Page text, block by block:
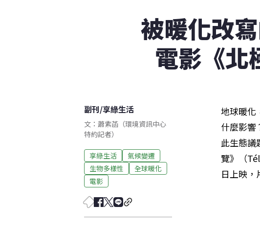
被暖化改
電影《北
副刊/享綠生活
文：蕭紫菡（環境資訊中心
特約記者）
享綠生活
氣候變遷
生物多樣性
全球暖化
電影
地球暖化
什麼影響
此生態議
覽》（
日上映，